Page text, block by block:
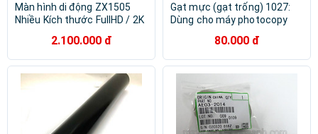
Màn hình di động ZX1505
Nhiều Kích thước FullHD / 2K
smartphone2.100.000 đ
Gạt mực (gạt trống) 1027:
Dùng cho máy photocopy
3025 | 3030 | MP 2352 | 2510
| 2550 | 2851 | 2852 | 3010 |
3350 | 3351 | 3352 | 2553 |
3053 | 3353 ( HA - Hàng nhập
khẩu )
80.000 đ